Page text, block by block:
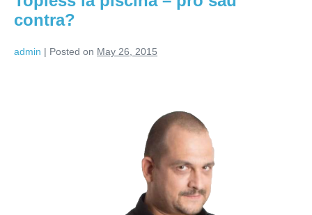
contra?
admin | Posted on May 26, 2015